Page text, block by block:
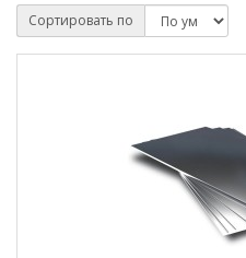
Сортировать по